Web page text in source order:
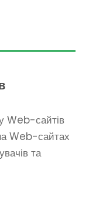
Web-сайтів
Web-сайтах
та